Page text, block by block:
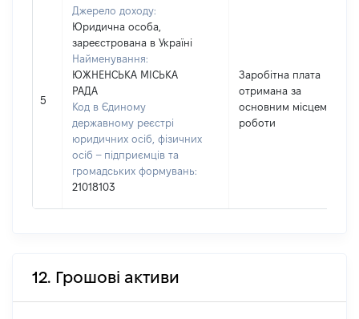
5
Джерело доходу:
Юридична особа,
зареєстрована в Україні
Найменування:
ЮЖНЕНСЬКА МІСЬКА
РАДА
Код в Єдиному
державному реєстрі
юридичних осіб, фізичних
осіб – підприємців та
громадських формувань:
21018103
Заробітна плата
отримана за
основним місцем
роботи
12. Грошові активи